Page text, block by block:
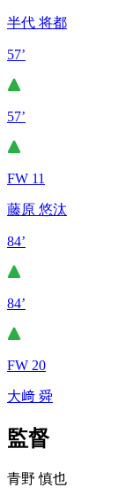
半代 将都
57’
57’
FW 11
藤原 悠汰
84’
84’
FW 20
大﨑 舜
監督
青野 慎也